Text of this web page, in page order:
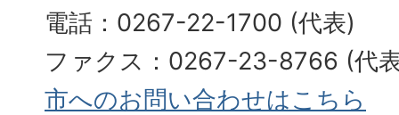
電話：0267-22-1700 (代表)
ファクス：0267-23-8766 (
市へのお問い合わせはこちら